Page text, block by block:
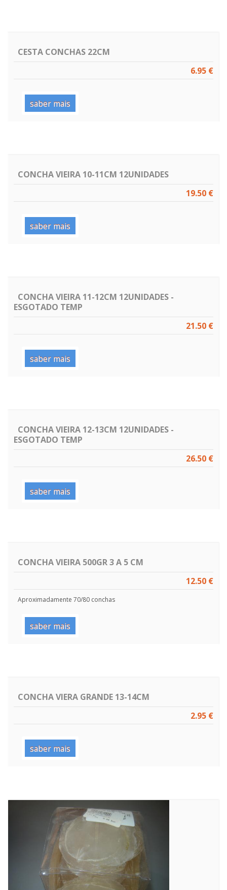
CESTA CONCHAS 22CM
6.95 €
saber mais
CONCHA VIEIRA 10-11CM 12UNIDADES
19.50 €
saber mais
CONCHA VIEIRA 11-12CM 12UNIDADES -
ESGOTADO TEMP
21.50 €
saber mais
CONCHA VIEIRA 12-13CM 12UNIDADES -
ESGOTADO TEMP
26.50 €
saber mais
CONCHA VIEIRA 500GR 3 A 5 CM
12.50 €
Aproximadamente 70/80 conchas
saber mais
CONCHA VIERA GRANDE 13-14CM
2.95 €
saber mais